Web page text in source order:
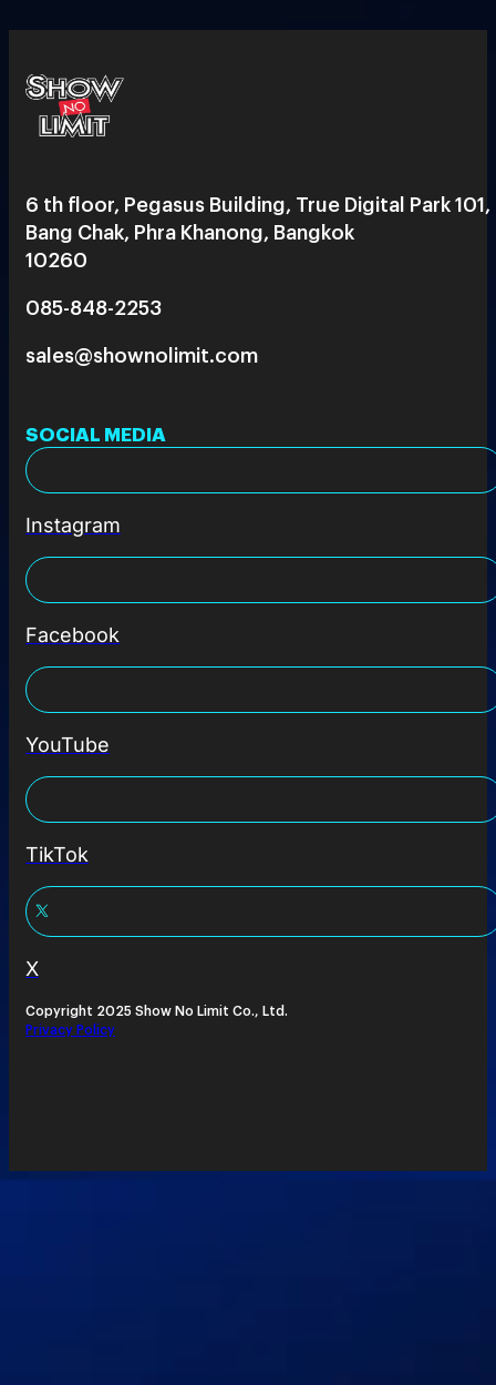
6 th floor, Pegasus Building, True Digital Park 101,
Bang Chak, Phra Khanong, Bangkok
10260
085-848-2253
sales@shownolimit.com
SOCIAL MEDIA
Instagram
Facebook
YouTube
TikTok
X
Copyright 2025 Show No Limit Co., Ltd.
Privacy Policy